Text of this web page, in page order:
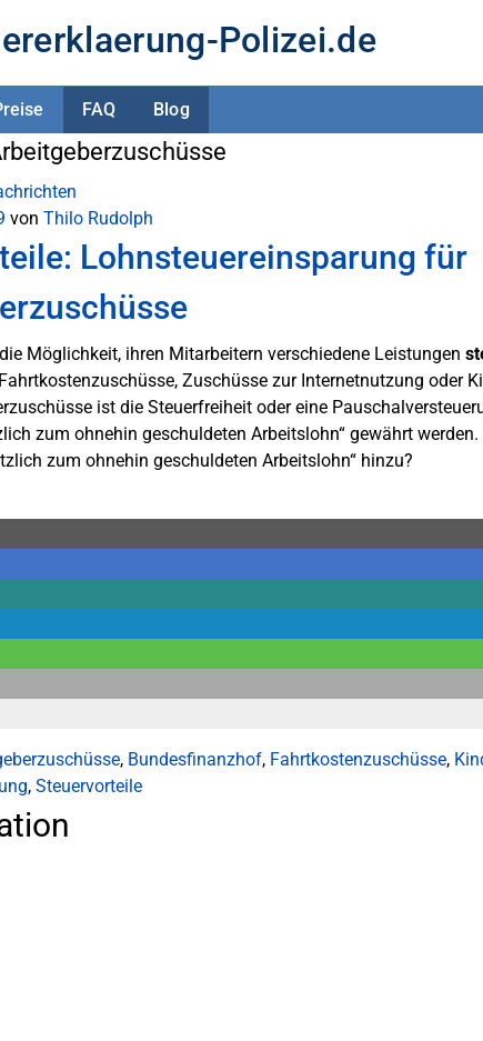
Polizei.de
FAQ Blog
von Thilo Rudolph
Lohnsteuereinsparung für
Möglichkeit, ihren Mitarbeitern verschiedene Leistungen
Zuschüsse zur Internetnutzung oder
ist die Steuerfreiheit oder eine
zum ohnehin geschuldeten Arbeitslohn“ gewährt
zum ohnehin geschuldeten Arbeitslohn“ hinzu?
, Bundesfinanzhof, Fahrtkostenzuschüsse,
, Steuervorteile